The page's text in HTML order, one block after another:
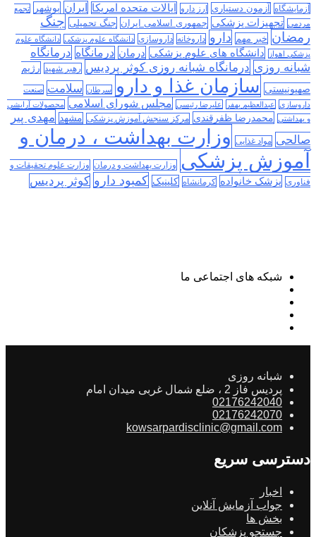
آزمایشگاه آزمون دستیاری ارز دارو ایالات متحده امریکا ایران بوشهر
تجمع
مردمی تجهیزات پزشکی جمهوری اسلامی ایران جنگ تحمیلی جنگ
رمضان خبر مهم دارو داروخانه داروسازی دانشگاه علوم پزشکی دانشگاه علوم
پزشکی اهواز
دانشگاه های علوم پزشکی درمان درمانگاه درمانگاه
شبانه روزی درمانگاه شبانه روزی کوثر پردیس رهبر شهید
رژیم
صهیونیستی سازمان غذا و دارو سرطان سلامت صنعت
داروسازی عبدالعظیم بهفر علیرضا رئیسی مجلس شورای اسلامی
محصولات آرایشی
و بهداشتی محمدرضا ظفرقندی مرکز سنجش آموزش پزشکی مشهد مهدی پیر
صالحی مواد غذایی وزارت بهداشت ، درمان و
آموزش پزشکی وزارت بهداشت و درمان وزارت علوم تحقیقات و
فناوری پزشک خانواده کرمانشاه کلینیک کمبود دارو کوثر پردیس
شبکه های اجتماعی ما
شبانه روزی
پردیس فاز 2 ، ضلع شمال غربی میدان امام
02176242040
02176242070
kowsarpardisclinic@gmail.com
دسترسی سریع
اخبار
جواب آزمایش آنلاین
بخش ها
جستجو پزشکان